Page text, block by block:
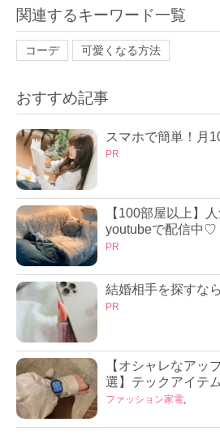
関連するキーワード一覧
コーデ 可愛くなる方法
おすすめ記事
スマホで簡単！月
PR
【100部屋以上】
youtubeで配信中♡
PR
結婚相手を探すな
PR
【オシャレなアッ
選】テックアイテ
ファッション家電